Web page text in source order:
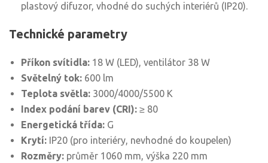
plastový difuzor, vhodné do suchých interiérů (IP20).
Technické parametry
Příkon svítidla: 18 W (LED), ventilátor 38 W
Světelný tok: 600 lm
Teplota světla: 3000/4000/5500 K
Index podání barev (CRI): ≥ 80
Energetická třída: G
Krytí: IP20 (pro interiéry, nevhodné do koupelen)
Rozměry: průměr 1060 mm, výška 220 mm